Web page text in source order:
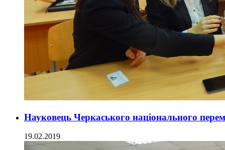
Науковець Черкаського національного
19.02.2019